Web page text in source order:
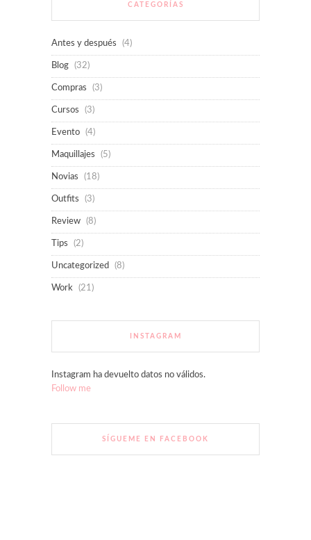
CATEGORÍAS
Antes y después (4)
Blog (32)
Compras (3)
Cursos (3)
Evento (4)
Maquillajes (5)
Novias (18)
Outfits (3)
Review (8)
Tips (2)
Uncategorized (8)
Work (21)
INSTAGRAM
Instagram ha devuelto datos no válidos.
Follow me
SÍGUEME EN FACEBOOK